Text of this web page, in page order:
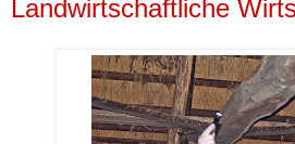
Landwirtschaftliche